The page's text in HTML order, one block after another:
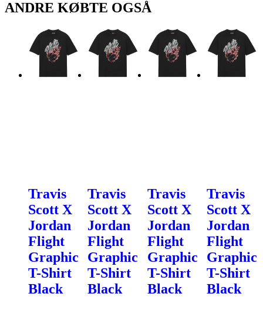
ANDRE KØBTE OGSÅ
Travis
Scott X
Jordan
Flight
Graphic
T-Shirt
Black
Travis
Scott X
Jordan
Flight
Graphic
T-Shirt
Black
Travis
Scott X
Jordan
Flight
Graphic
T-Shirt
Black
Travis
Scott X
Jordan
Flight
Graphic
T-Shirt
Black